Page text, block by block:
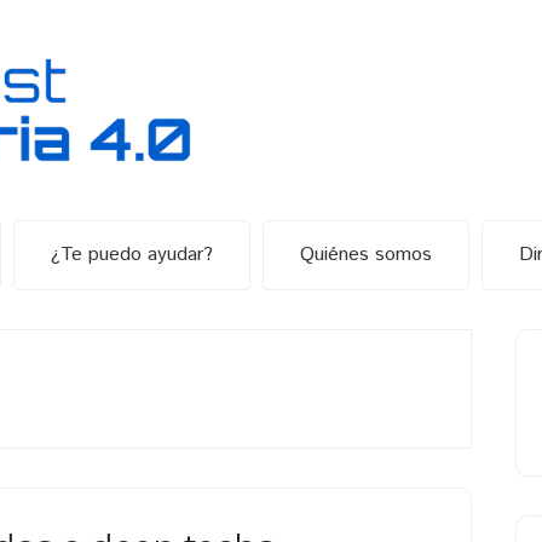
¿Te puedo ayudar? Quiénes somos